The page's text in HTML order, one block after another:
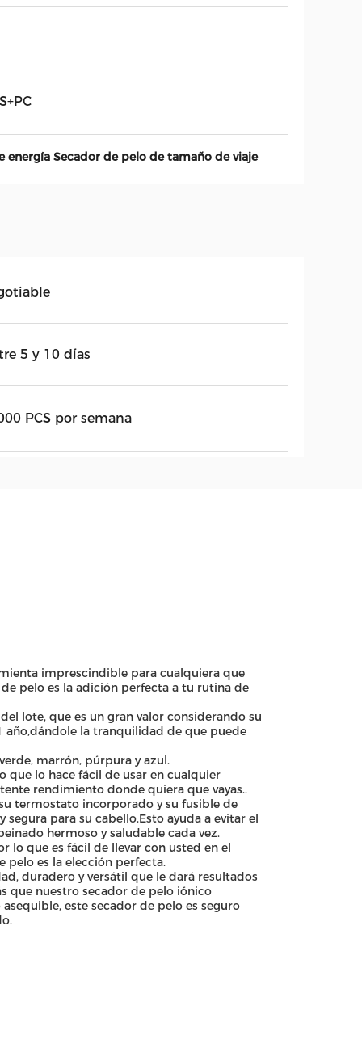
energía Secador de pelo de tamaño de viaje
5 y 10 días
PCS por semana
imprescindible para cualquiera que
pelo es la adición perfecta a tu rutina de
lote, que es un gran valor considerando su
la tranquilidad de que puede
marrón, púrpura y azul.
que lo hace fácil de usar en cualquier
rendimiento donde quiera que vayas..
termostato incorporado y su fusible de
para su cabello.Esto ayuda a evitar el
hermoso y saludable cada vez.
lo que es fácil de llevar con usted en el
pelo es la elección perfecta.
duradero y versátil que le dará resultados
que nuestro secador de pelo iónico
este secador de pelo es seguro